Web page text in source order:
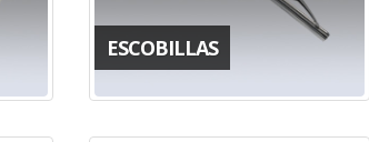
ESCOBILLAS